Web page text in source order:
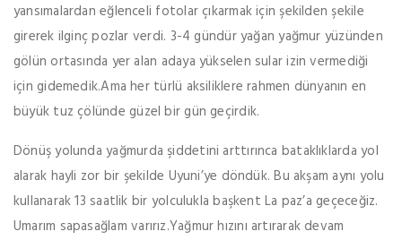
yansımalardan eğlenceli fotolar çıkarmak için şekilden şekile
girerek ilginç pozlar verdi. 3-4 gündür yağan yağmur yüzünden
gölün ortasında yer alan adaya yükselen sular izin vermediği
için gidemedik.Ama her türlü aksiliklere rahmen dünyanın en
büyük tuz çölünde güzel bir gün geçirdik.
Dönüş yolunda yağmurda şiddetini arttırınca bataklıklarda yol
alarak hayli zor bir şekilde Uyuni’ye döndük. Bu akşam aynı yolu
kullanarak 13 saatlik bir yolculukla başkent La paz’a geçeceğiz.
Umarım sapasağlam varırız.Yağmur hızını artırarak devam